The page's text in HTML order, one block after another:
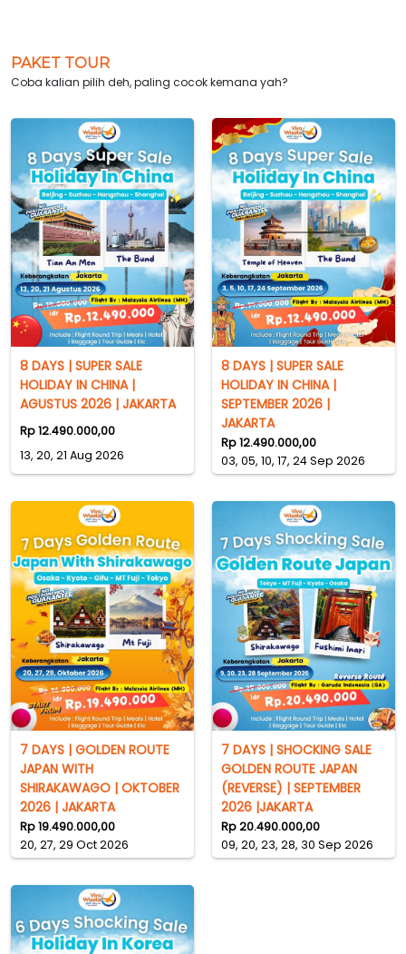
PAKET TOUR
Coba kalian pilih deh, paling cocok kemana yah?
8 DAYS | SUPER SALE
HOLIDAY IN CHINA |
AGUSTUS 2026 | JAKARTA
Rp 12.490.000,00
13, 20, 21 Aug 2026
8 DAYS | SUPER SALE
HOLIDAY IN CHINA |
SEPTEMBER 2026 |
JAKARTA
Rp 12.490.000,00
03, 05, 10, 17, 24 Sep 2026
7 DAYS | GOLDEN ROUTE
JAPAN WITH
SHIRAKAWAGO | OKTOBER
2026 | JAKARTA
Rp 19.490.000,00
20, 27, 29 Oct 2026
7 DAYS | SHOCKING SALE
GOLDEN ROUTE JAPAN
(REVERSE) | SEPTEMBER
2026 |JAKARTA
Rp 20.490.000,00
09, 20, 23, 28, 30 Sep 2026